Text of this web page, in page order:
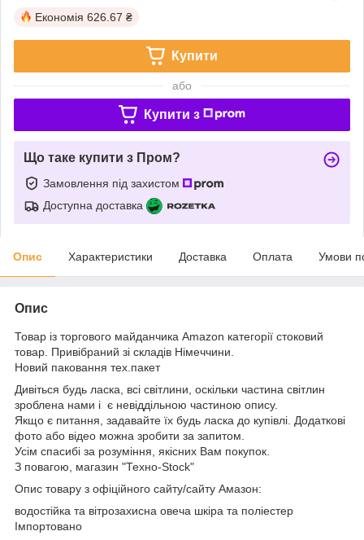
Економія 626.67 ₴
Купити
або
Купити з
Що таке купити з Пром?
Замовлення під захистом
Доступна доставка
Опис Характеристики Доставка Оплата Умови
Опис
Товар із торгового майданчика Amazon категорії стоковий
товар. Привібраний зі складів Німеччини.
Новий паковання тех.пакет
Дивіться будь ласка, всі світлини, оскільки частина світлин
зроблена нами і є невіддільною частиною опису.
Якщо є питання, задавайте їх будь ласка до купівлі. Додаткові
фото або відео можна зробити за запитом.
Усім спасибі за розуміння, якісних Вам покупок.
З повагою, магазин "Техно-Stock"
Опис товару з офіційного сайту/сайту Амазон:
водостійка та вітрозахисна овеча шкіра та поліестер
Імпортовано